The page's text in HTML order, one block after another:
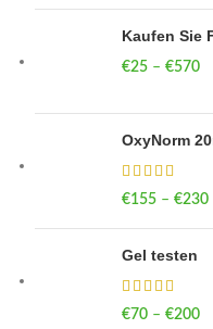
Kaufen Sie
€25 – €570
OxyNorm
€155 – €230
Gel testen
€70 – €200